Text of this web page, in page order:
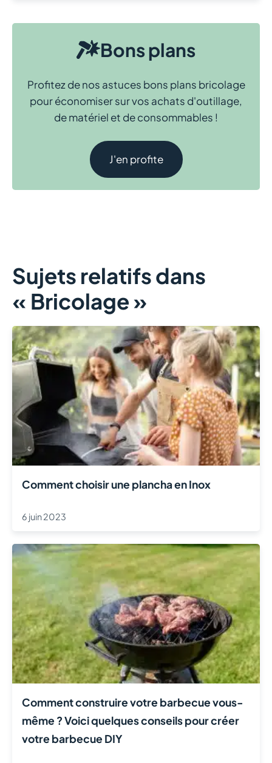
Bons plans
Profitez de nos astuces bons plans bricolage
pour économiser sur vos achats d'outillage,
de matériel et de consommables !
J'en profite
Sujets relatifs dans
« Bricolage »
Comment choisir une plancha en Inox
6 juin 2023
Comment construire votre barbecue vous-
même ? Voici quelques conseils pour créer
votre barbecue DIY